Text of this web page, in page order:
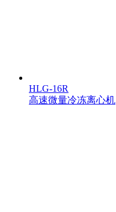
HLG-16R
高速微量冷冻离心机